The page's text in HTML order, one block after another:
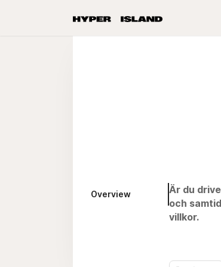
Overview
Är du
och
villkor.
OM